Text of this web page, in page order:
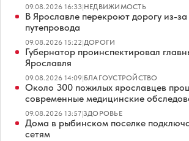
09.08.2026 16:33|НЕДВИЖИМОСТЬ
В Ярославле перекроют дорогу из-
путепровода
09.08.2026 15:22|ДОРОГИ
Губернатор проинспектировал
Ярославля
09.08.2026 14:09|БЛАГОУСТРОЙСТВО
Около 300 пожилых ярославцев
современные медицинские
09.08.2026 13:57|ЗДОРОВЬЕ
Дома в рыбинском поселке
сетям